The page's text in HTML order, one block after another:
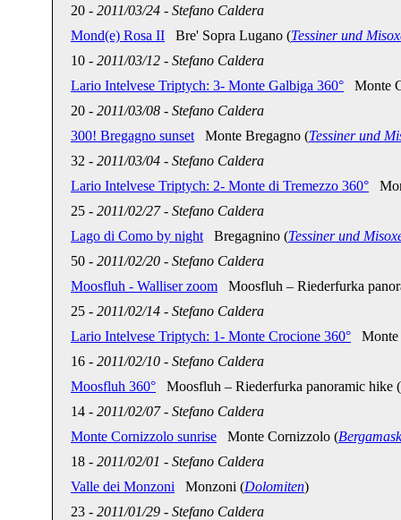
20 - 2011/03/24 - Stefano Caldera
Mond(e) Rosa II Bre' Sopra Lugano (Tessiner und
10 - 2011/03/12 - Stefano Caldera
Lario Intelvese Triptych: 3- Monte Galbiga 360° Monte
20 - 2011/03/08 - Stefano Caldera
300! Bregagno sunset Monte Bregagno (Tessiner und
32 - 2011/03/04 - Stefano Caldera
Lario Intelvese Triptych: 2- Monte di Tremezzo 360°
25 - 2011/02/27- Stefano Caldera
Lago di Como by night Bregagnino (Tessiner und
50 - 2011/02/20 - Stefano Caldera
Moosfluh - Walliser zoom Moosfluh – Riederfurka
25 - 2011/02/14 - Stefano Caldera
Lario Intelvese Triptych: 1- Monte Crocione 360° Monte
16 - 2011/02/10 - Stefano Caldera
Moosfluh 360° Moosfluh – Riederfurka panoramic hike (
14 - 2011/02/07- Stefano Caldera
Monte Cornizzolo sunrise Monte Cornizzolo (
18 - 2011/02/01 - Stefano Caldera
Valle dei Monzoni Monzoni (Dolomiten)
23 - 2011/01/29 - Stefano Caldera